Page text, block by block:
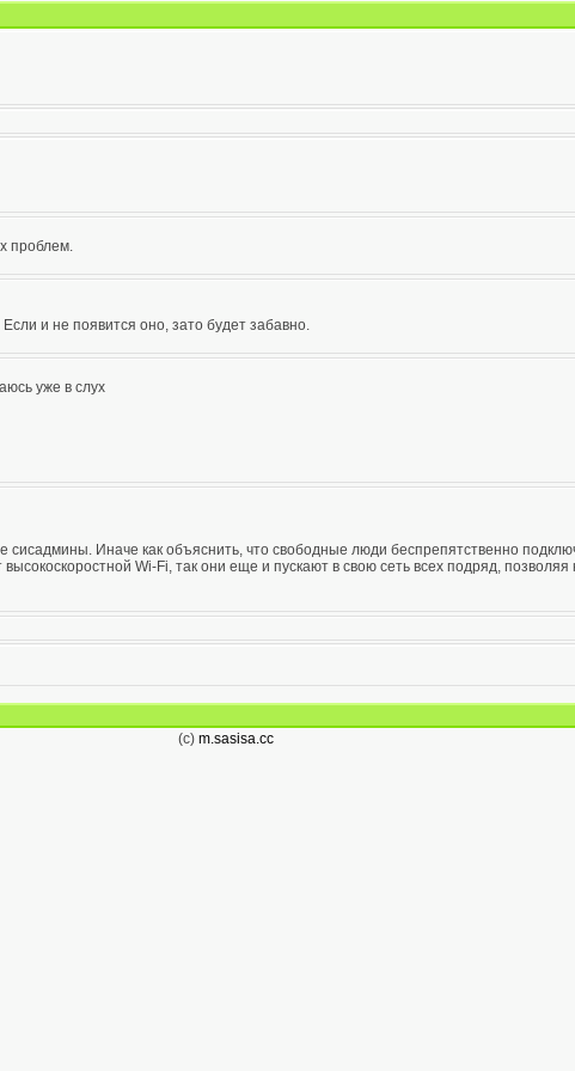
проблем.
и не появится оно, зато будет забавно.
уже в слух
Иначе как объяснить, что свободные люди беспрепятственно
Wi-Fi, так они еще и пускают в свою сеть всех подряд,
(c) m.sasisa.cc